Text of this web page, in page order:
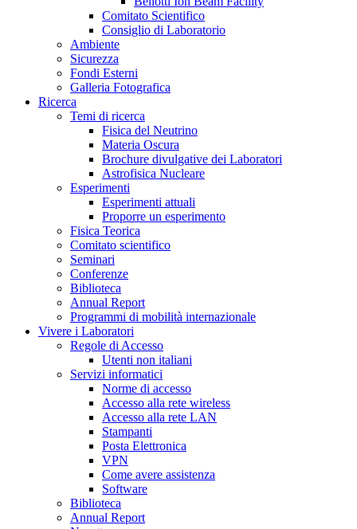
Comitato Scientifico
Consiglio di Laboratorio
Ambiente
Sicurezza
Fondi Esterni
Galleria Fotografica
Ricerca
Temi di ricerca
Fisica del Neutrino
Materia Oscura
Brochure divulgative dei Laboratori
Astrofisica Nucleare
Esperimenti
Esperimenti attuali
Proporre un esperimento
Fisica Teorica
Comitato scientifico
Seminari
Conferenze
Biblioteca
Annual Report
Programmi di mobilità internazionale
Vivere i Laboratori
Regole di Accesso
Utenti non italiani
Servizi informatici
Norme di accesso
Accesso alla rete wireless
Accesso alla rete LAN
Stampanti
Posta Elettronica
VPN
Come avere assistenza
Software
Biblioteca
Annual Report